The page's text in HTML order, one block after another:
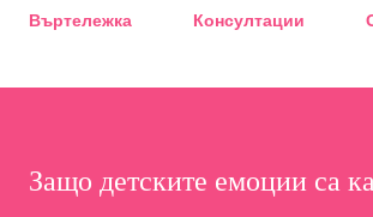
Въртележка
Консултации
Защо детските емоции са